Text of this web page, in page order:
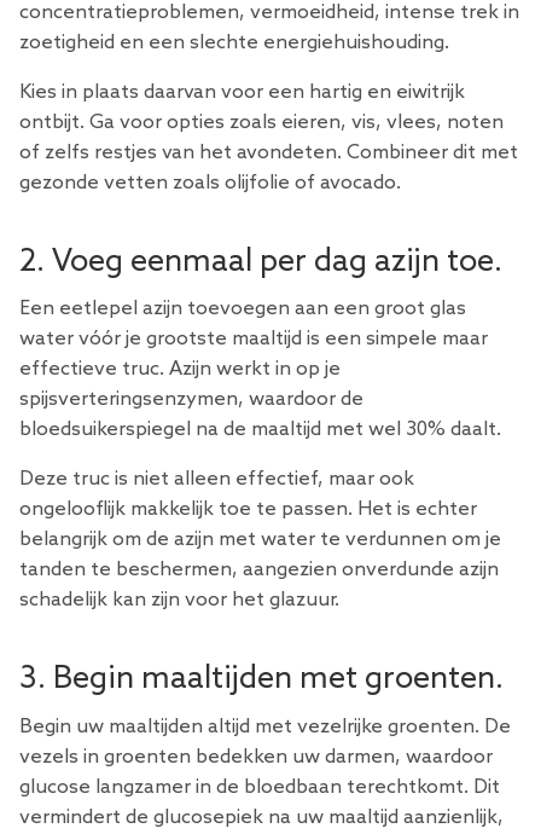
concentratieproblemen, vermoeidheid, intense trek in
zoetigheid en een slechte energiehuishouding.
Kies in plaats daarvan voor een hartig en eiwitrijk
ontbijt. Ga voor opties zoals eieren, vis, vlees, noten
of zelfs restjes van het avondeten. Combineer dit met
gezonde vetten zoals olijfolie of avocado.
2. Voeg eenmaal per dag azijn toe.
Een eetlepel azijn toevoegen aan een groot glas
water vóór je grootste maaltijd is een simpele maar
effectieve truc. Azijn werkt in op je
spijsverteringsenzymen, waardoor de
bloedsuikerspiegel na de maaltijd met wel 30% daalt.
Deze truc is niet alleen effectief, maar ook
ongelooflijk makkelijk toe te passen. Het is echter
belangrijk om de azijn met water te verdunnen om je
tanden te beschermen, aangezien onverdunde azijn
schadelijk kan zijn voor het glazuur.
3. Begin maaltijden met groenten.
Begin uw maaltijden altijd met vezelrijke groenten. De
vezels in groenten bedekken uw darmen, waardoor
glucose langzamer in de bloedbaan terechtkomt. Dit
vermindert de glucosepiek na uw maaltijd aanzienlijk,